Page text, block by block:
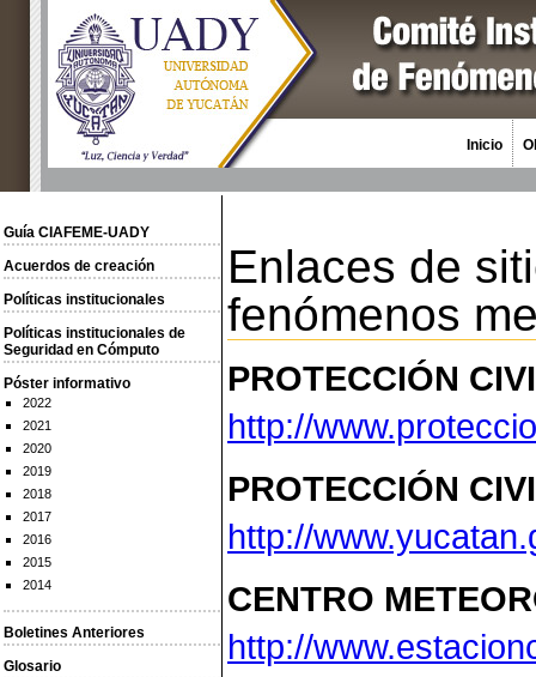
Inicio
Guía CIAFEME-UADY
Acuerdos de creación
Políticas institucionales
Políticas institucionales de
Seguridad en Cómputo
Póster informativo
2022
2021
2020
2019
2018
2017
2016
2015
2014
Boletines Anteriores
Glosario
Enlaces de
fenómenos
PROTECCIÓN
http://
PROTECCIÓN
http://
CENTRO
http://